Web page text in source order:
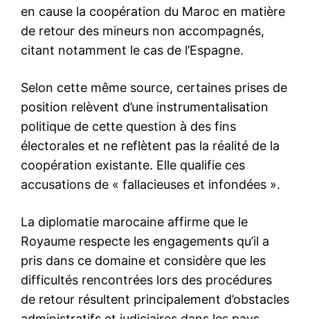
l'intelligence de
l'information
Insight Publications
À propos